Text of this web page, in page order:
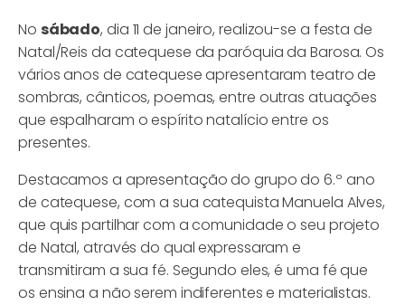
No sábado, dia 11 de janeiro, realizou-se a festa de
Natal/Reis da catequese da paróquia da Barosa. Os
vários anos de catequese apresentaram teatro de
sombras, cânticos, poemas, entre outras atuações
que espalharam o espírito natalício entre os
presentes.
Destacamos a apresentação do grupo do 6.º ano
de catequese, com a sua catequista Manuela Alves,
que quis partilhar com a comunidade o seu projeto
de Natal, através do qual expressaram e
transmitiram a sua fé. Segundo eles, é uma fé que
os ensina a não serem indiferentes e materialistas.